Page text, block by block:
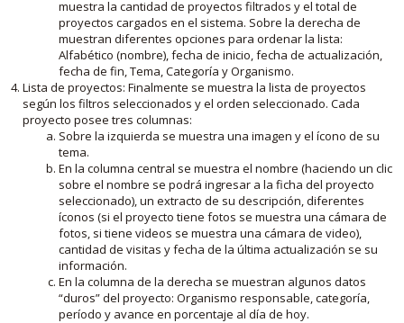
muestra la cantidad de proyectos filtrados y el total de
proyectos cargados en el sistema. Sobre la derecha de
muestran diferentes opciones para ordenar la lista:
Alfabético (nombre), fecha de inicio, fecha de actualización,
fecha de fin, Tema, Categoría y Organismo.
Lista de proyectos: Finalmente se muestra la lista de proyectos
según los filtros seleccionados y el orden seleccionado. Cada
proyecto posee tres columnas:
Sobre la izquierda se muestra una imagen y el ícono de su
tema.
En la columna central se muestra el nombre (haciendo un clic
sobre el nombre se podrá ingresar a la ficha del proyecto
seleccionado), un extracto de su descripción, diferentes
íconos (si el proyecto tiene fotos se muestra una cámara de
fotos, si tiene videos se muestra una cámara de video),
cantidad de visitas y fecha de la última actualización se su
información.
En la columna de la derecha se muestran algunos datos
“duros” del proyecto: Organismo responsable, categoría,
período y avance en porcentaje al día de hoy.